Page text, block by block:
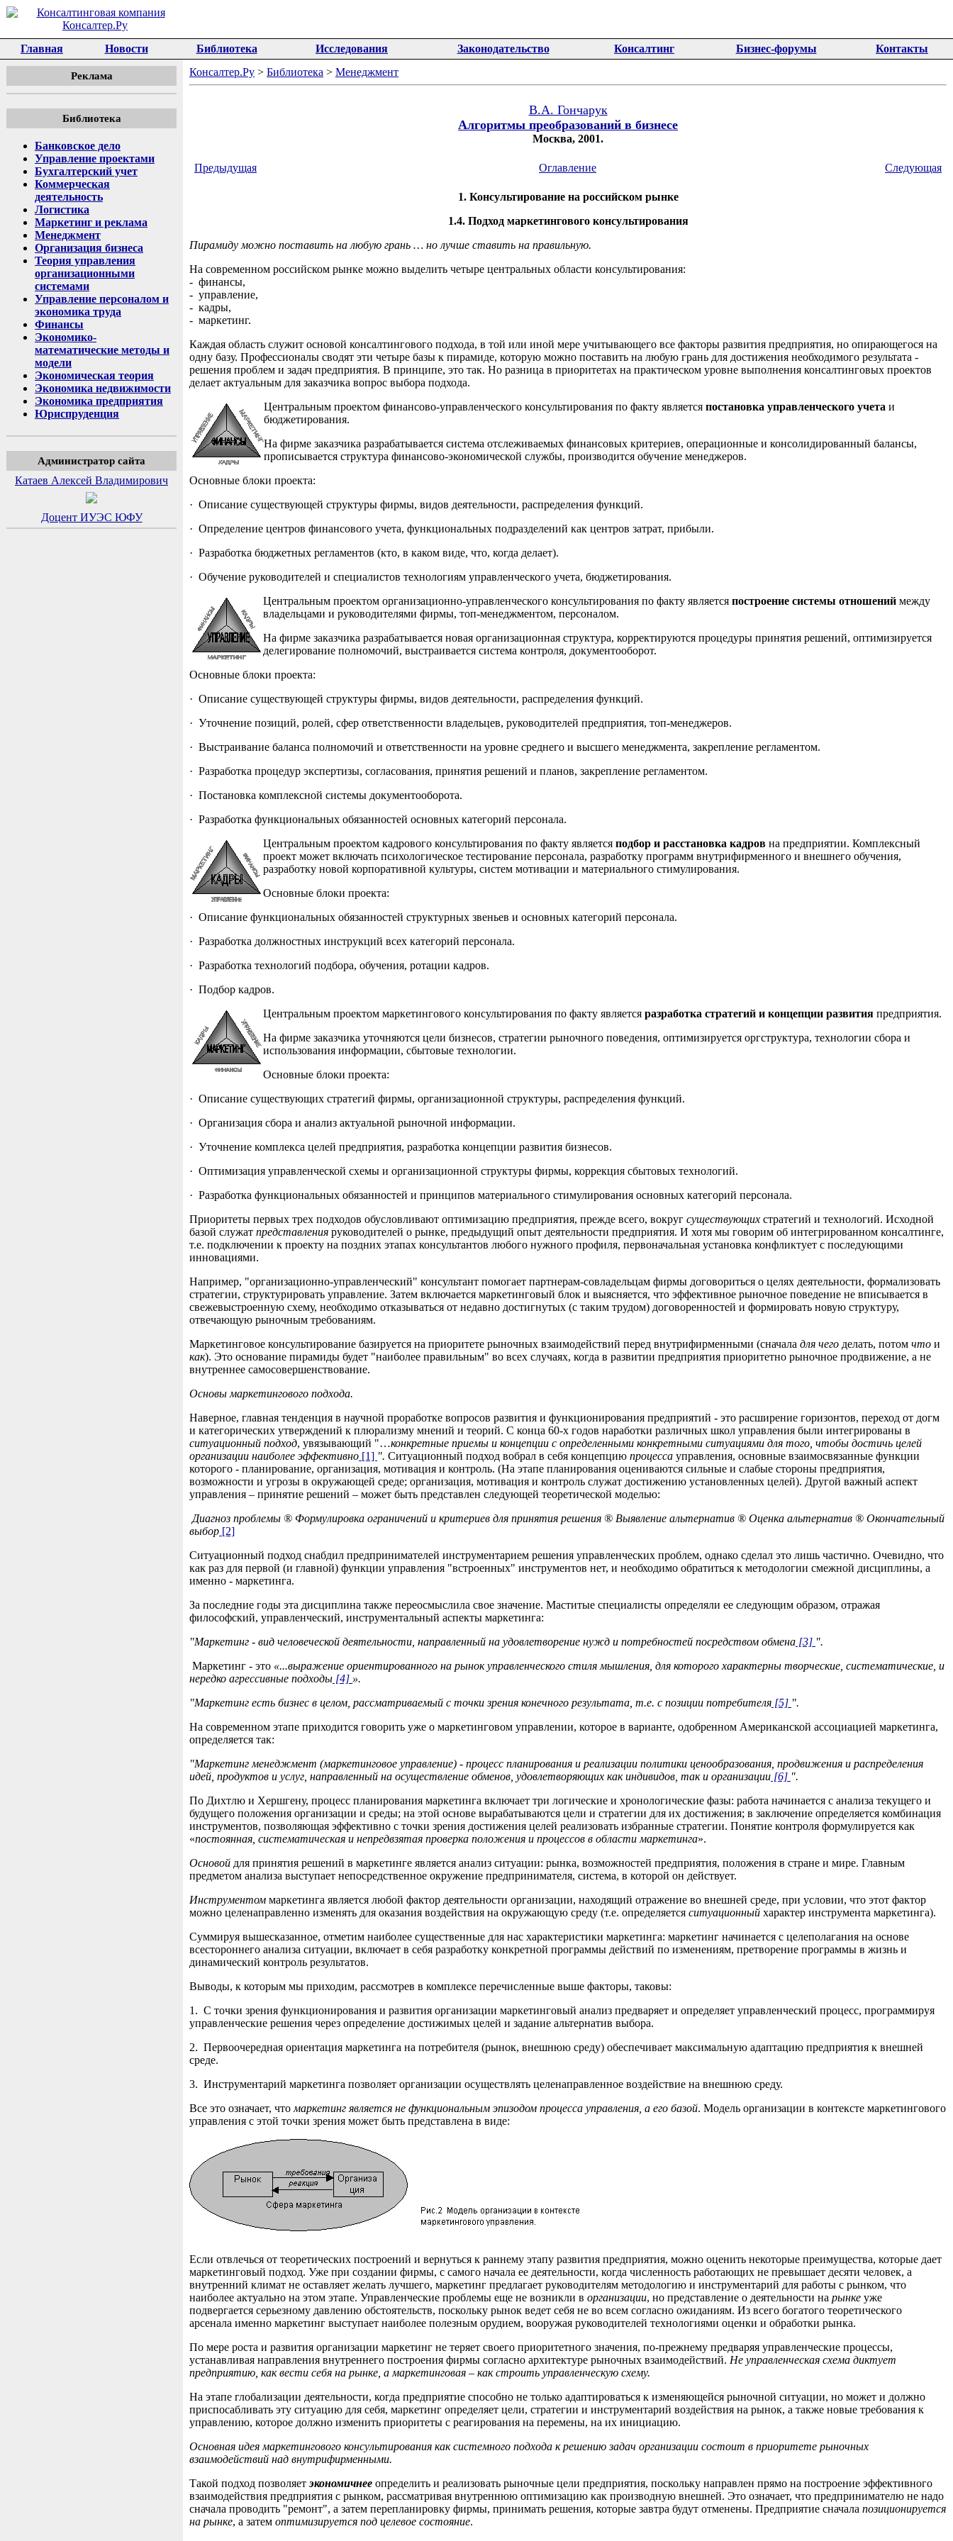
Главная Новости Библиотека Исследования Законодательство Консалтинг Бизнес-форумы Контакты
Реклама
Библиотека
Банковское дело
Управление проектами
Бухгалтерский учет
Коммерческая
деятельность
Логистика
Маркетинг и реклама
Менеджмент
Организация бизнеса
Теория управления
организационными
системами
Управление персоналом и
экономика труда
Финансы
Экономико-
математические методы и
модели
Экономическая теория
Экономика недвижимости
Экономика предприятия
Юриспруденция
Администратор сайта
Катаев Алексей Владимирович
Доцент ИУЭС ЮФУ
Консалтер.Ру > Библиотека > Менеджмент
В.А. Гончарук
Алгоритмы преобразований в бизнесе
Москва, 2001.
Предыдущая Оглавление Следующая
1. Консультирование на российском рынке
1.4. Подход маркетингового консультирования
Пирамиду можно поставить на любую грань … но лучше ставить на правильную.
На современном российском рынке можно выделить четыре центральных области консультирования:
- финансы,
- управление,
- кадры,
- маркетинг.
Каждая область служит основой консалтингового подхода, в той или иной мере учитывающего все факторы развития предприятия, но опирающегося на
одну базу. Профессионалы сводят эти четыре базы к пирамиде, которую можно поставить на любую грань для достижения необходимого результата -
решения проблем и задач предприятия. В принципе, это так. Но разница в приоритетах на практическом уровне выполнения консалтинговых проектов
делает актуальным для заказчика вопрос выбора подхода.
Центральным проектом финансово-управленческого консультирования по факту является постановка управленческого учета и
бюджетирования.
На фирме заказчика разрабатывается система отслеживаемых финансовых критериев, операционные и консолидированный балансы,
прописывается структура финансово-экономической службы, производится обучение менеджеров.
Основные блоки проекта:
· Описание существующей структуры фирмы, видов деятельности, распределения функций.
· Определение центров финансового учета, функциональных подразделений как центров затрат, прибыли.
· Разработка бюджетных регламентов (кто, в каком виде, что, когда делает).
· Обучение руководителей и специалистов технологиям управленческого учета, бюджетирования.
Центральным проектом организационно-управленческого консультирования по факту является построение системы отношений между
владельцами и руководителями фирмы, топ-менеджментом, персоналом.
На фирме заказчика разрабатывается новая организационная структура, корректируются процедуры принятия решений, оптимизируется
делегирование полномочий, выстраивается система контроля, документооборот.
Основные блоки проекта:
· Описание существующей структуры фирмы, видов деятельности, распределения функций.
· Уточнение позиций, ролей, сфер ответственности владельцев, руководителей предприятия, топ-менеджеров.
· Выстраивание баланса полномочий и ответственности на уровне среднего и высшего менеджмента, закрепление регламентом.
· Разработка процедур экспертизы, согласования, принятия решений и планов, закрепление регламентом.
· Постановка комплексной системы документооборота.
· Разработка функциональных обязанностей основных категорий персонала.
Центральным проектом кадрового консультирования по факту является подбор и расстановка кадров на предприятии. Комплексный
проект может включать психологическое тестирование персонала, разработку программ внутрифирменного и внешнего обучения,
разработку новой корпоративной культуры, систем мотивации и материального стимулирования.
Основные блоки проекта:
· Описание функциональных обязанностей структурных звеньев и основных категорий персонала.
· Разработка должностных инструкций всех категорий персонала.
· Разработка технологий подбора, обучения, ротации кадров.
· Подбор кадров.
Центральным проектом маркетингового консультирования по факту является разработка стратегий и концепции развития предприятия.
На фирме заказчика уточняются цели бизнесов, стратегии рыночного поведения, оптимизируется оргструктура, технологии сбора и
использования информации, сбытовые технологии.
Основные блоки проекта:
· Описание существующих стратегий фирмы, организационной структуры, распределения функций.
· Организация сбора и анализ актуальной рыночной информации.
· Уточнение комплекса целей предприятия, разработка концепции развития бизнесов.
· Оптимизация управленческой схемы и организационной структуры фирмы, коррекция сбытовых технологий.
· Разработка функциональных обязанностей и принципов материального стимулирования основных категорий персонала.
Приоритеты первых трех подходов обусловливают оптимизацию предприятия, прежде всего, вокруг существующих стратегий и технологий. Исходной
базой служат представления руководителей о рынке, предыдущий опыт деятельности предприятия. И хотя мы говорим об интегрированном консалтинге,
т.е. подключении к проекту на поздних этапах консультантов любого нужного профиля, первоначальная установка конфликтует с последующими
инновациями.
Например, "организационно-управленческий" консультант помогает партнерам-совладельцам фирмы договориться о целях деятельности, формализовать
стратегии, структурировать управление. Затем включается маркетинговый блок и выясняется, что эффективное рыночное поведение не вписывается в
свежевыстроенную схему, необходимо отказываться от недавно достигнутых (с таким трудом) договоренностей и формировать новую структуру,
отвечающую рыночным требованиям.
Маркетинговое консультирование базируется на приоритете рыночных взаимодействий перед внутрифирменными (сначала для чего делать, потом что и
как). Это основание пирамиды будет "наиболее правильным" во всех случаях, когда в развитии предприятия приоритетно рыночное продвижение, а не
внутреннее самосовершенствование.
Основы маркетингового подхода.
Наверное, главная тенденция в научной проработке вопросов развития и функционирования предприятий - это расширение горизонтов, переход от догм
и категорических утверждений к плюрализму мнений и теорий. С конца 60-х годов наработки различных школ управления были интегрированы в
ситуационный подход, увязывающий "…конкретные приемы и концепции с определенными конкретными ситуациями для того, чтобы достичь целей
организации наиболее эффективно [1] ". Ситуационный подход вобрал в себя концепцию процесса управления, основные взаимосвязанные функции
которого - планирование, организация, мотивация и контроль. (На этапе планирования оцениваются сильные и слабые стороны предприятия,
возможности и угрозы в окружающей среде; организация, мотивация и контроль служат достижению установленных целей). Другой важный аспект
управления – принятие решений – может быть представлен следующей теоретической моделью:
Диагноз проблемы ® Формулировка ограничений и критериев для принятия решения ® Выявление альтернатив ® Оценка альтернатив ® Окончательный
выбор [2]
Ситуационный подход снабдил предпринимателей инструментарием решения управленческих проблем, однако сделал это лишь частично. Очевидно, что
как раз для первой (и главной) функции управления "встроенных" инструментов нет, и необходимо обратиться к методологии смежной дисциплины, а
именно - маркетинга.
За последние годы эта дисциплина также переосмыслила свое значение. Маститые специалисты определяли ее следующим образом, отражая
философский, управленческий, инструментальный аспекты маркетинга:
"Маркетинг - вид человеческой деятельности, направленный на удовлетворение нужд и потребностей посредством обмена [3] ".
Маркетинг - это «...выражение ориентированного на рынок управленческого стиля мышления, для которого характерны творческие, систематические, и
нередко агрессивные подходы [4] ».
"Маркетинг есть бизнес в целом, рассматриваемый с точки зрения конечного результата, т.е. с позиции потребителя [5] ".
На современном этапе приходится говорить уже о маркетинговом управлении, которое в варианте, одобренном Американской ассоциацией маркетинга,
определяется так:
"Маркетинг менеджмент (маркетинговое управление) - процесс планирования и реализации политики ценообразования, продвижения и распределения
идей, продуктов и услуг, направленный на осуществление обменов, удовлетворяющих как индивидов, так и организации [6] ".
По Дихтлю и Хершгену, процесс планирования маркетинга включает три логические и хронологические фазы: работа начинается с анализа текущего и
будущего положения организации и среды; на этой основе вырабатываются цели и стратегии для их достижения; в заключение определяется комбинация
инструментов, позволяющая эффективно с точки зрения достижения целей реализовать избранные стратегии. Понятие контроля формулируется как
«постоянная, систематическая и непредвзятая проверка положения и процессов в области маркетинга».
Основой для принятия решений в маркетинге является анализ ситуации: рынка, возможностей предприятия, положения в стране и мире. Главным
предметом анализа выступает непосредственное окружение предпринимателя, система, в которой он действует.
Инструментом маркетинга является любой фактор деятельности организации, находящий отражение во внешней среде, при условии, что этот фактор
можно целенаправленно изменять для оказания воздействия на окружающую среду (т.е. определяется ситуационный характер инструмента маркетинга).
Суммируя вышесказанное, отметим наиболее существенные для нас характеристики маркетинга: маркетинг начинается с целеполагания на основе
всестороннего анализа ситуации, включает в себя разработку конкретной программы действий по изменениям, претворение программы в жизнь и
динамический контроль результатов.
Выводы, к которым мы приходим, рассмотрев в комплексе перечисленные выше факторы, таковы:
1. С точки зрения функционирования и развития организации маркетинговый анализ предваряет и определяет управленческий процесс, программируя
управленческие решения через определение достижимых целей и задание альтернатив выбора.
2. Первоочередная ориентация маркетинга на потребителя (рынок, внешнюю среду) обеспечивает максимальную адаптацию предприятия к внешней
среде.
3. Инструментарий маркетинга позволяет организации осуществлять целенаправленное воздействие на внешнюю среду.
Все это означает, что маркетинг является не функциональным эпизодом процесса управления, а его базой. Модель организации в контексте маркетингового
управления с этой точки зрения может быть представлена в виде:
Если отвлечься от теоретических построений и вернуться к раннему этапу развития предприятия, можно оценить некоторые преимущества, которые дает
маркетинговый подход. Уже при создании фирмы, с самого начала ее деятельности, когда численность работающих не превышает десяти человек, а
внутренний климат не оставляет желать лучшего, маркетинг предлагает руководителям методологию и инструментарий для работы с рынком, что
наиболее актуально на этом этапе. Управленческие проблемы еще не возникли в организации, но представление о деятельности на рынке уже
подвергается серьезному давлению обстоятельств, поскольку рынок ведет себя не во всем согласно ожиданиям. Из всего богатого теоретического
арсенала именно маркетинг выступает наиболее полезным орудием, вооружая руководителей технологиями оценки и обработки рынка.
По мере роста и развития организации маркетинг не теряет своего приоритетного значения, по-прежнему предваряя управленческие процессы,
устанавливая направления внутреннего построения фирмы согласно архитектуре рыночных взаимодействий. Не управленческая схема диктует
предприятию, как вести себя на рынке, а маркетинговая – как строить управленческую схему.
На этапе глобализации деятельности, когда предприятие способно не только адаптироваться к изменяющейся рыночной ситуации, но может и должно
приспосабливать эту ситуацию для себя, маркетинг определяет цели, стратегии и инструментарий воздействия на рынок, а также новые требования к
управлению, которое должно изменить приоритеты с реагирования на перемены, на их инициацию.
Основная идея маркетингового консультирования как системного подхода к решению задач организации состоит в приоритете рыночных
взаимодействий над внутрифирменными.
Такой подход позволяетэкономичнее определить и реализовать рыночные цели предприятия, поскольку направлен прямо на построение эффективного
взаимодействия предприятия с рынком, рассматривая внутреннюю оптимизацию как производную внешней. Это означает, что предпринимателю не надо
сначала проводить "ремонт", а затем перепланировку фирмы, принимать решения, которые завтра будут отменены. Предприятие сначала позиционируется
на рынке, а затем оптимизируется под целевое состояние.